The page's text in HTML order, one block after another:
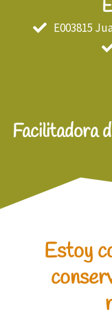
E003815
Facilitadora
Estoy